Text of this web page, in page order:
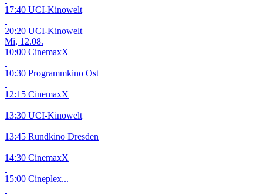
17:40 UCI-Kinowelt
20:20 UCI-Kinowelt
Mi, 12.08.
10:00 CinemaxX
10:30 Programmkino Ost
12:15 CinemaxX
13:30 UCI-Kinowelt
13:45 Rundkino Dresden
14:30 CinemaxX
15:00 Cineplex...